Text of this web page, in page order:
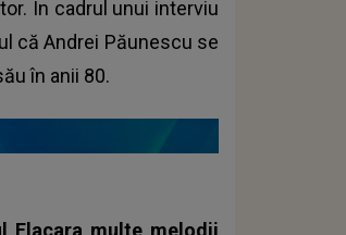
În cadrul unui interviu
că Andrei Păunescu se
în anii 80.
Flacara multe melodii